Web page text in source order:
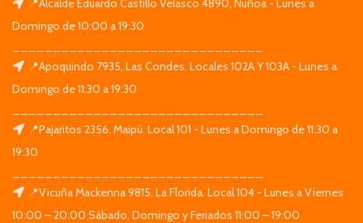
📍Alcalde Eduardo Castillo Velasco 4890, Ñuñoa - Lunes a
Domingo de 10:00 a 19:30
📍Apoquindo 7935, Las Condes. Locales 102A Y 103A - Lunes a
Domingo de 11:30 a 19:30
📍Pajaritos 2356, Maipú. Local 101 - Lunes a Domingo de 11:30 a
19:30
📍Vicuña Mackenna 9815, La Florida. Local 104 - Lunes a Viernes
10:00 – 20:00 Sábado, Domingo y Feriados 11:00 – 19:00